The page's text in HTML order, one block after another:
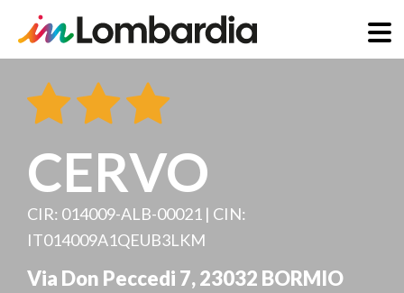
zum
Inhalt
CERVO
CIR: 014009-ALB-00021 | CIN:
IT014009A1QEUB3LKM
Via Don Peccedi 7,23032 BORMIO